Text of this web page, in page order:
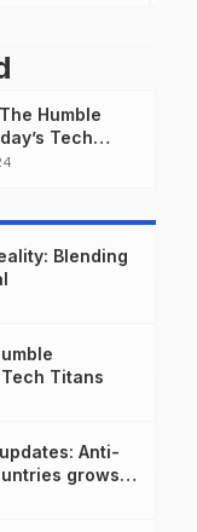
Humble
Tech
Blending
Titans
Anti-
grows
tell